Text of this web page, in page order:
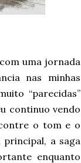
uma jornada
nas minhas
“parecidas”
continuo vendo
o tom e o
a saga
enquanto